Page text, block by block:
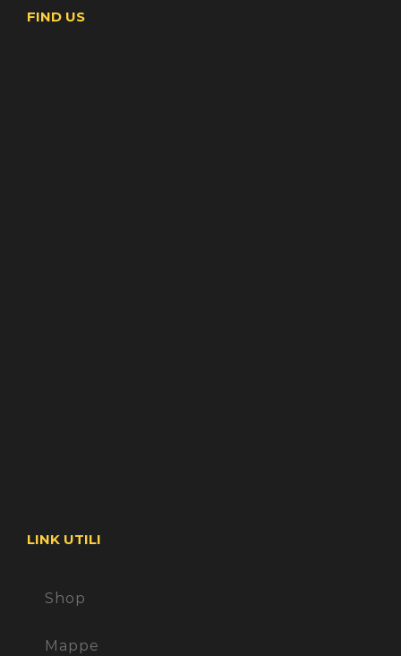
FIND US
LINK UTILI
Shop
Mappe